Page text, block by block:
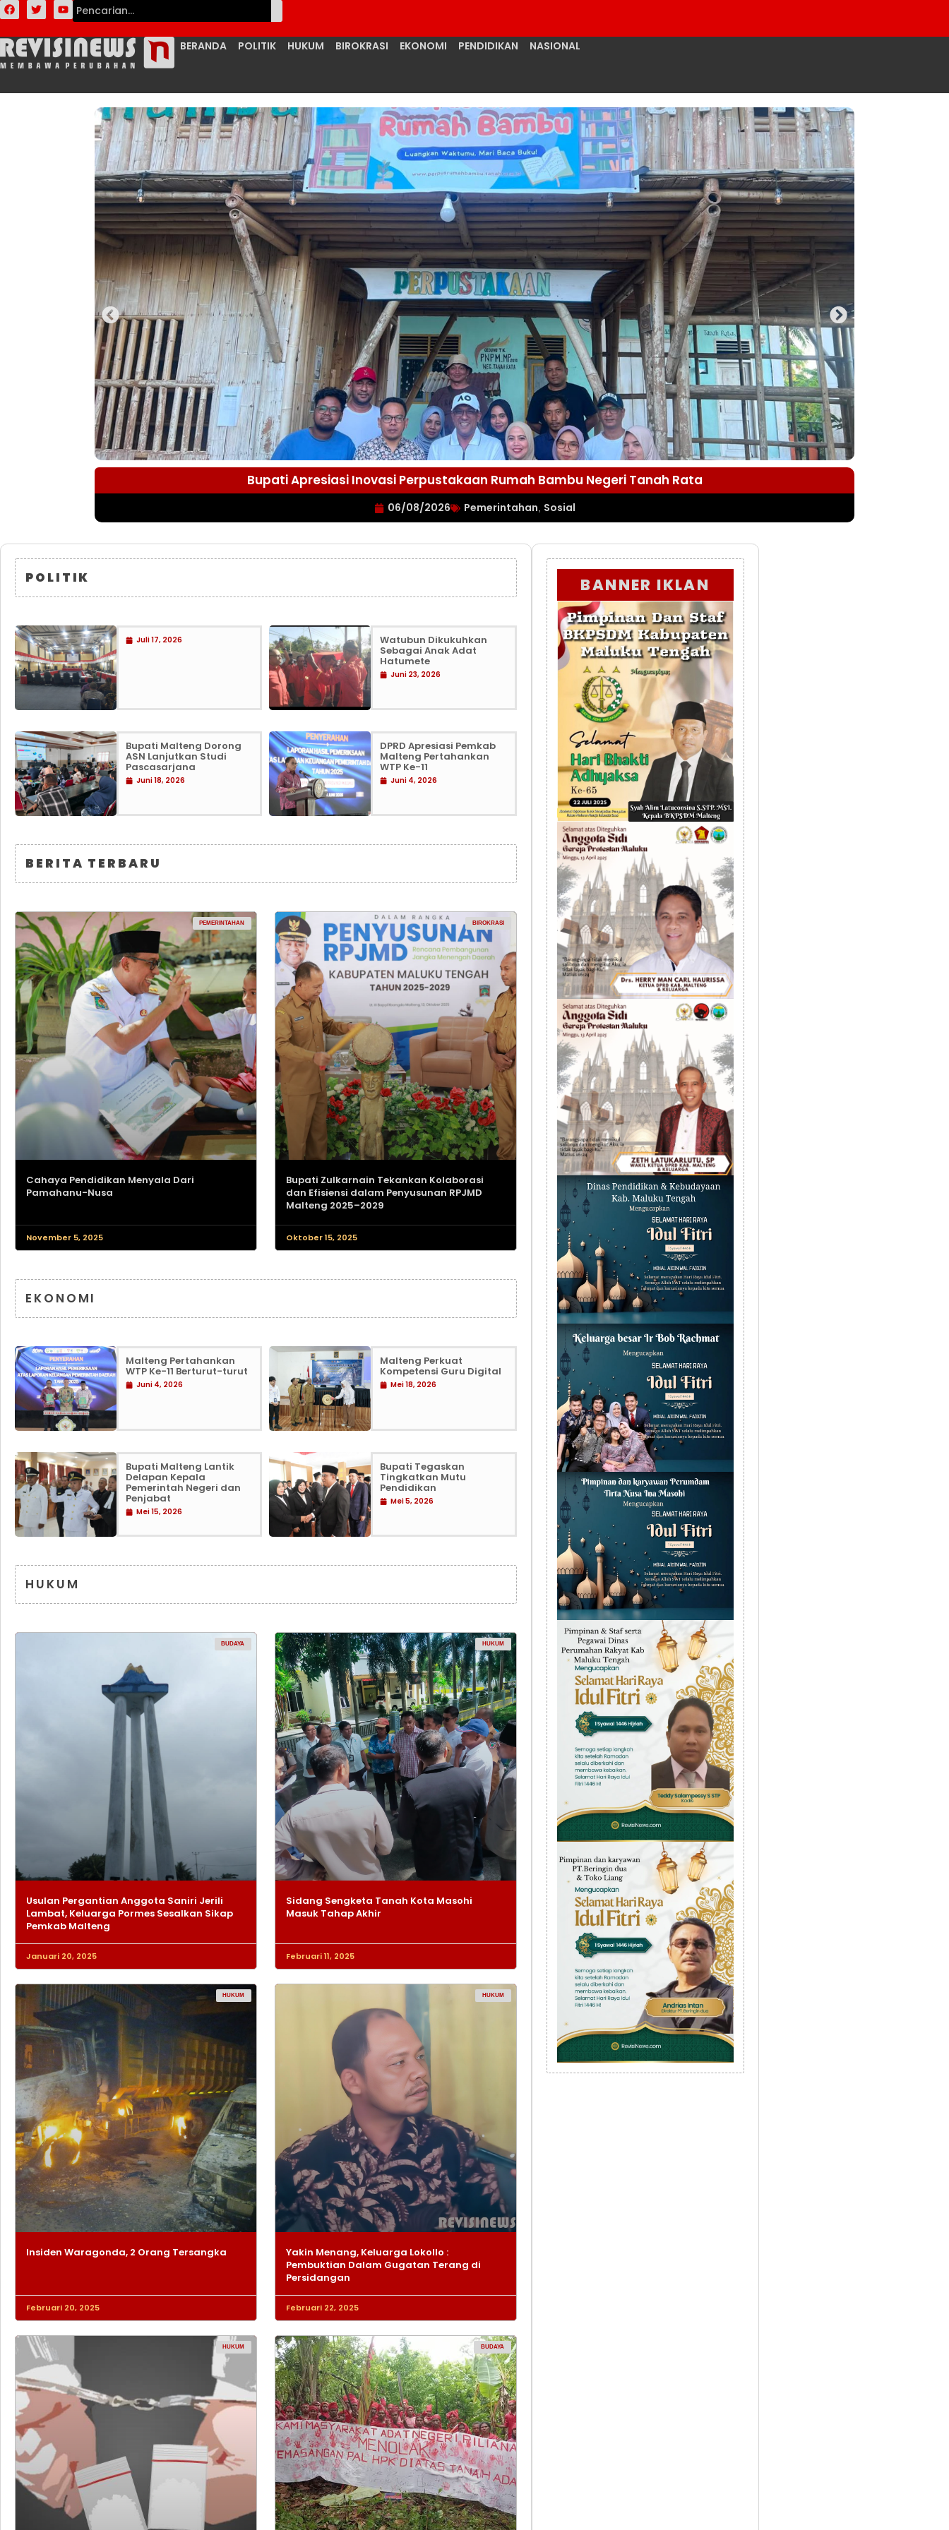
BERANDA POLITIK HUKUM BIROKRASI EKONOMI PENDIDIKAN NASIONAL
Bupati Apresiasi Inovasi Perpustakaan Rumah Bambu Negeri Tanah Rata
06/08/2026 Pemerintahan Sosial
POLITIK
Juli 17, 2026 Watubun Dikukuhkan
Sebagai Anak Adat
Hatumete
Juni 23, 2026
Bupati Malteng Dorong
ASN Lanjutkan Studi
Pascasarjana
Juni 18, 2026
DPRD Apresiasi Pemkab
Malteng Pertahankan
WTP Ke-11
Juni 4, 2026
BERITA TERBARU
PEMERINTAHAN
Cahaya Pendidikan Menyala Dari
Pamahanu-Nusa
November 5, 2025
BIROKRASI
Bupati Zulkarnain Tekankan Kolaborasi
dan Efisiensi dalam Penyusunan RPJMD
Malteng 2025–2029
Oktober 15, 2025
EKONOMI
Malteng Pertahankan
WTP Ke-11 Berturut-turut
Juni 4, 2026
Malteng Perkuat
Kompetensi Guru Digital
Mei 18, 2026
Bupati Malteng Lantik
Delapan Kepala
Pemerintah Negeri dan
Penjabat
Mei 15, 2026
Bupati Tegaskan
Tingkatkan Mutu
Pendidikan
Mei 5, 2026
HUKUM
BUDAYA
Usulan Pergantian Anggota Saniri Jerili
Lambat, Keluarga Pormes Sesalkan Sikap
Pemkab Malteng
Januari 20, 2025
HUKUM
Sidang Sengketa Tanah Kota Masohi
Masuk Tahap Akhir
Februari 11, 2025
HUKUM
Insiden Waragonda, 2 Orang Tersangka
Februari 20, 2025
HUKUM
Yakin Menang, Keluarga Lokollo :
Pembuktian Dalam Gugatan Terang di
Persidangan
Februari 22, 2025
HUKUM BUDAYA
BANNER IKLAN